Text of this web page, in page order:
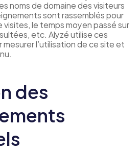
noms de domaine des visiteurs
sont rassemblés pour
visites, le temps moyen passé sur
etc. Alyzé utilise ces
l’utilisation de ce site et
des